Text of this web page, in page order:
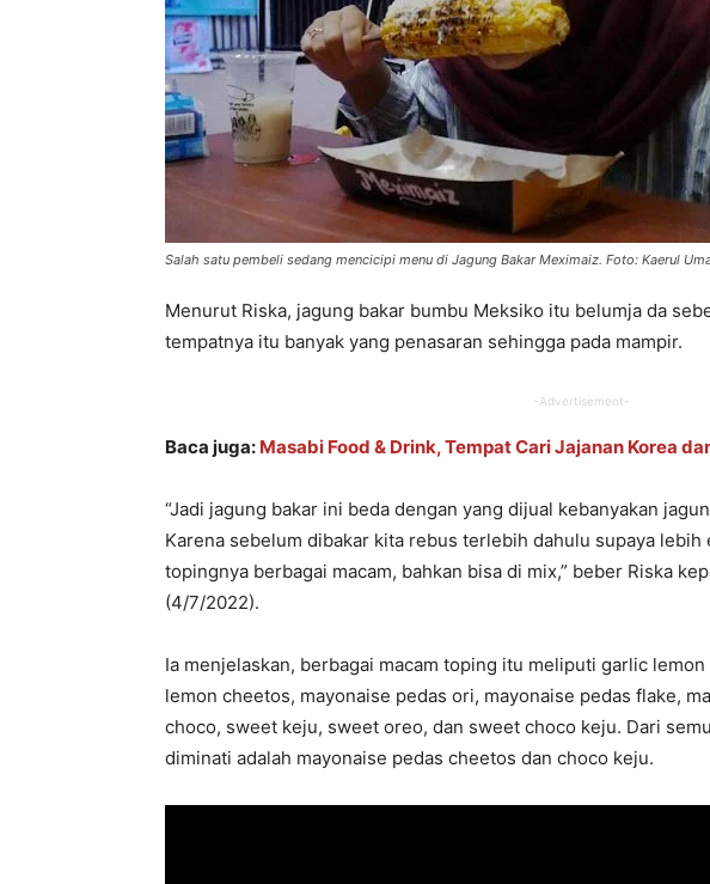
Salah satu pembeli sedang mencicipi menu di Jagung Bakar Meximaiz. Foto: Kaerul
Menurut Riska, jagung bakar bumbu Meksiko itu belumja da
tempatnya itu banyak yang penasaran sehingga pada mampir.
-Advertisement-
Baca juga: Masabi Food & Drink, Tempat Cari Jajanan Korea
“Jadi jagung bakar ini beda dengan yang dijual kebanyakan
Karena sebelum dibakar kita rebus terlebih dahulu supaya lebih
topingnya berbagai macam, bahkan bisa di mix,” beber Riska
(4/7/2022).
Ia menjelaskan, berbagai macam toping itu meliputi garlic
lemon cheetos, mayonaise pedas ori, mayonaise pedas flake,
choco, sweet keju, sweet oreo, dan sweet choco keju. Dari
diminati adalah mayonaise pedas cheetos dan choco keju.